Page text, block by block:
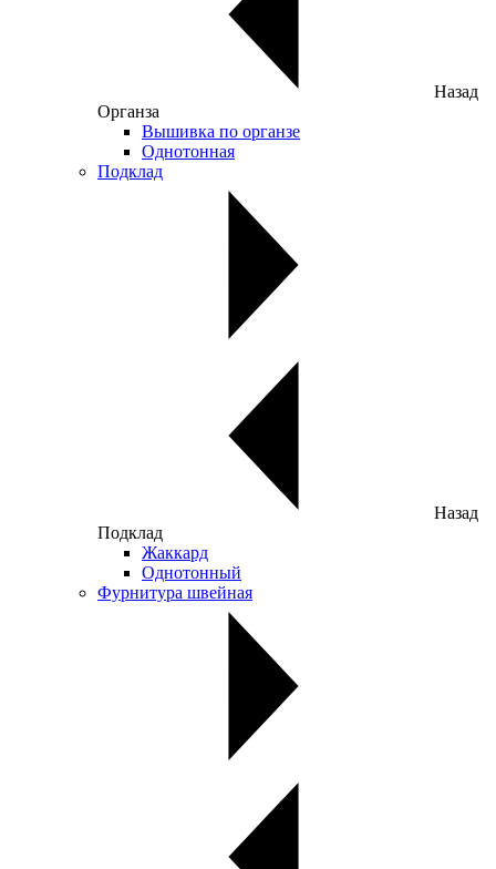
Назад
Органза
Вышивка по органзе
Однотонная
Подклад
Назад
Подклад
Жаккард
Однотонный
Фурнитура швейная